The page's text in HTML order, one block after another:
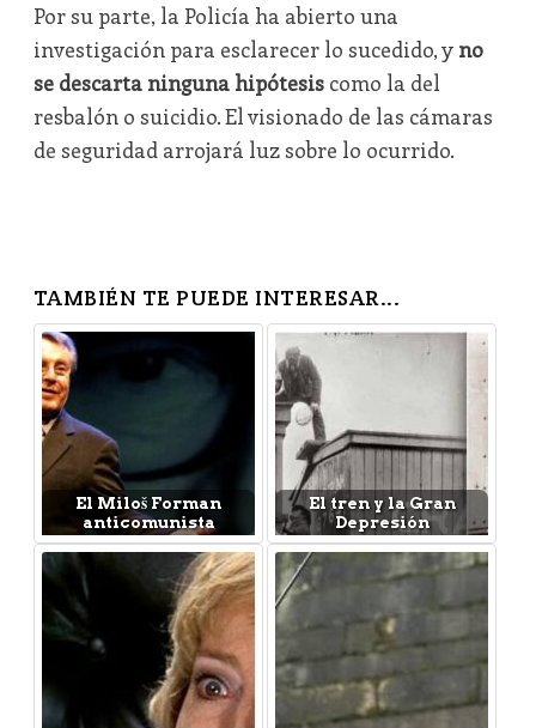
Por su parte, la Policía ha abierto una
investigación para esclarecer lo sucedido, y no
se descarta ninguna hipótesiscomo la del
resbalón o suicidio. El visionado de las cámaras
de seguridad arrojará luz sobre lo ocurrido.
TAMBIÉN TE PUEDE INTERESAR...
El Miloš Forman
anticomunista
El tren y la Gran
Depresión